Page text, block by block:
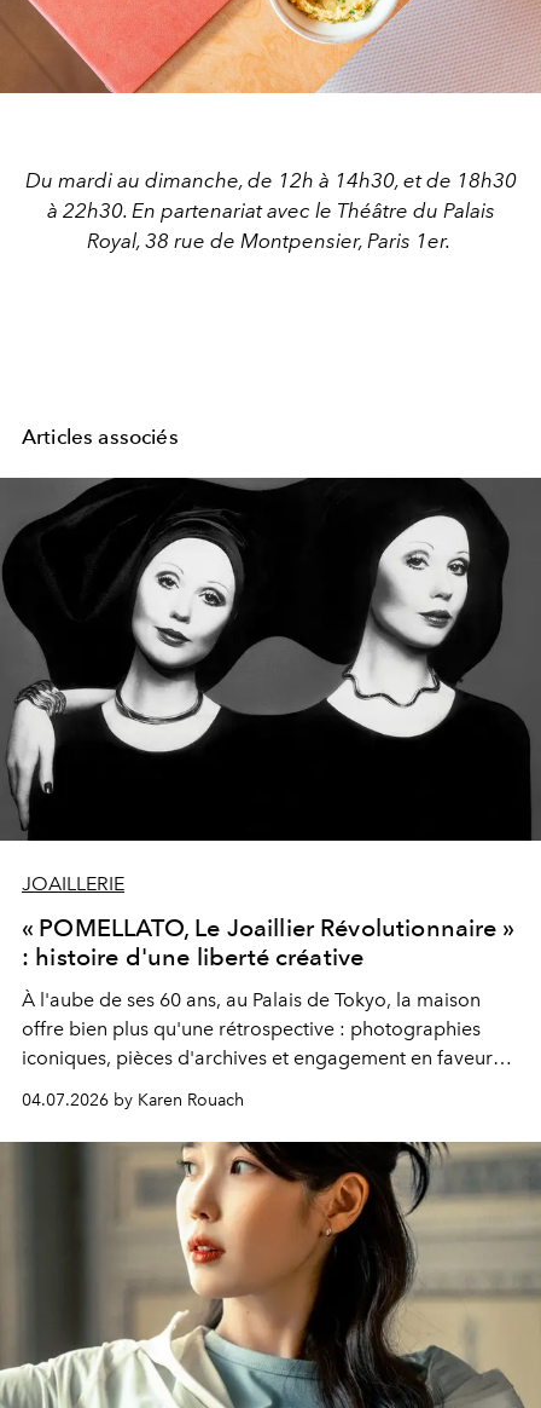
Du mardi au dimanche, de 12h à 14h30, et de 18h30
à 22h30. En partenariat avec le Théâtre du Palais
Royal, 38 rue de Montpensier, Paris 1er.
Articles associés
JOAILLERIE
« POMELLATO, Le Joaillier Révolutionnaire »
: histoire d'une liberté créative
À l'aube de ses 60 ans, au Palais de Tokyo, la maison
offre bien plus qu'une rétrospective : photographies
iconiques, pièces d'archives et engagement en faveur
des femmes racontent l’approche avant gardiste de la
Maison en matière de création, de savoir faire, de
féminité et d’image.
04.07.2026 by Karen Rouach